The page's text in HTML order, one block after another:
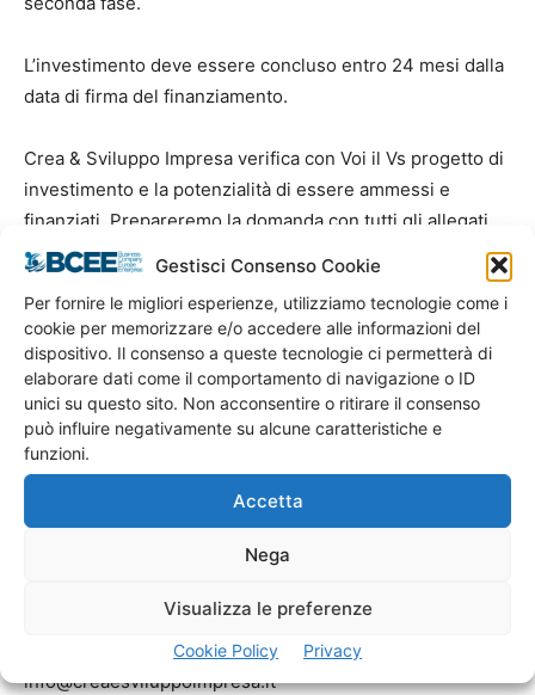
Gestisci Consenso Cookie
Per fornire le migliori esperienze, utilizziamo tecnologie come i
cookie per memorizzare e/o accedere alle informazioni del
dispositivo. Il consenso a queste tecnologie ci permetterà di
elaborare dati come il comportamento di navigazione o ID
unici su questo sito. Non acconsentire o ritirare il consenso
può influire negativamente su alcune caratteristiche e
funzioni.
Accetta
Nega
Visualizza le preferenze
Cookie Policy Privacy
L’investimento deve essere concluso entro 24 mesi dalla
data di firma del finanziamento.
Crea & Sviluppo Impresa verifica con Voi il Vs progetto di
investimento e la potenzialità di essere ammessi e
finanziati. Prepareremo la domanda con tutti gli allegati
necessari, compreso il business plan. Oltre a questo è
per accrescere le competenze imprenditoriali dei nuovi
imprenditori e favorire lo sviluppo dell’attività scelta.
I fondi sono limitati e soprattutto la quota di contributo a
fondo perduto potrebbe esaurirsi in alcuni mesi.
Se cerchi altri tipi di Agevolazioni
o Contributi contattaci !!!
@Crea e Sviluppo Impresa – Tel. 327.712.1495
info@creaesviluppoimpresa.it –